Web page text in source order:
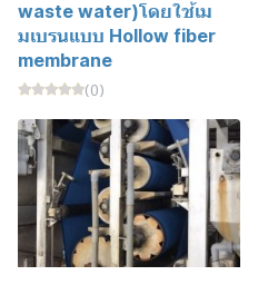
waste water)โดยใช้เม
มเบรนแบบ Hollow fiber
membrane
(0)